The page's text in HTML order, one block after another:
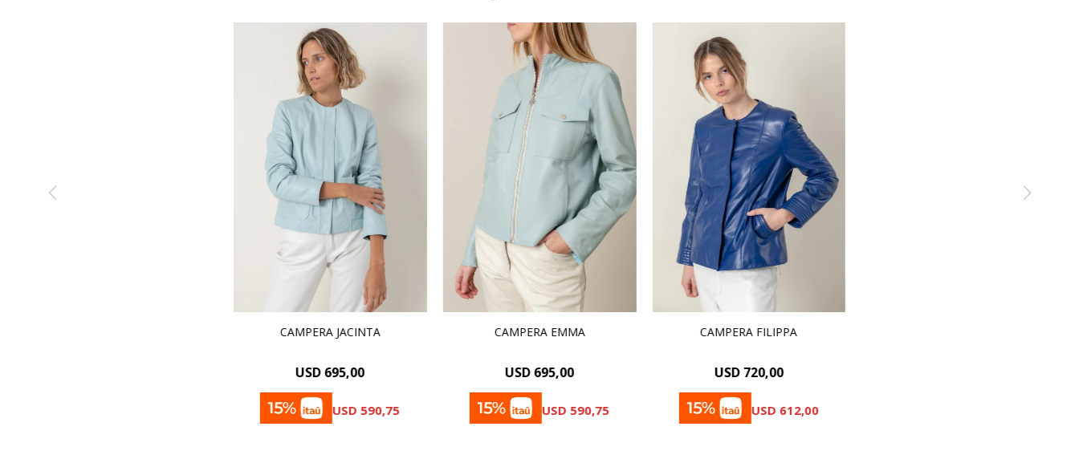
CAMPERA JACINTA
USD695,00
USD 590,75
CAMPERA EMMA
USD695,00
USD 590,75
CAMPERA FILIPPA
USD720,00
USD 612,00